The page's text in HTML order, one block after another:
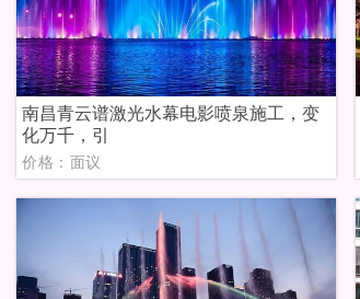
南昌青云谱激光水幕电影喷泉施工，变
化万千，引
价格：面议